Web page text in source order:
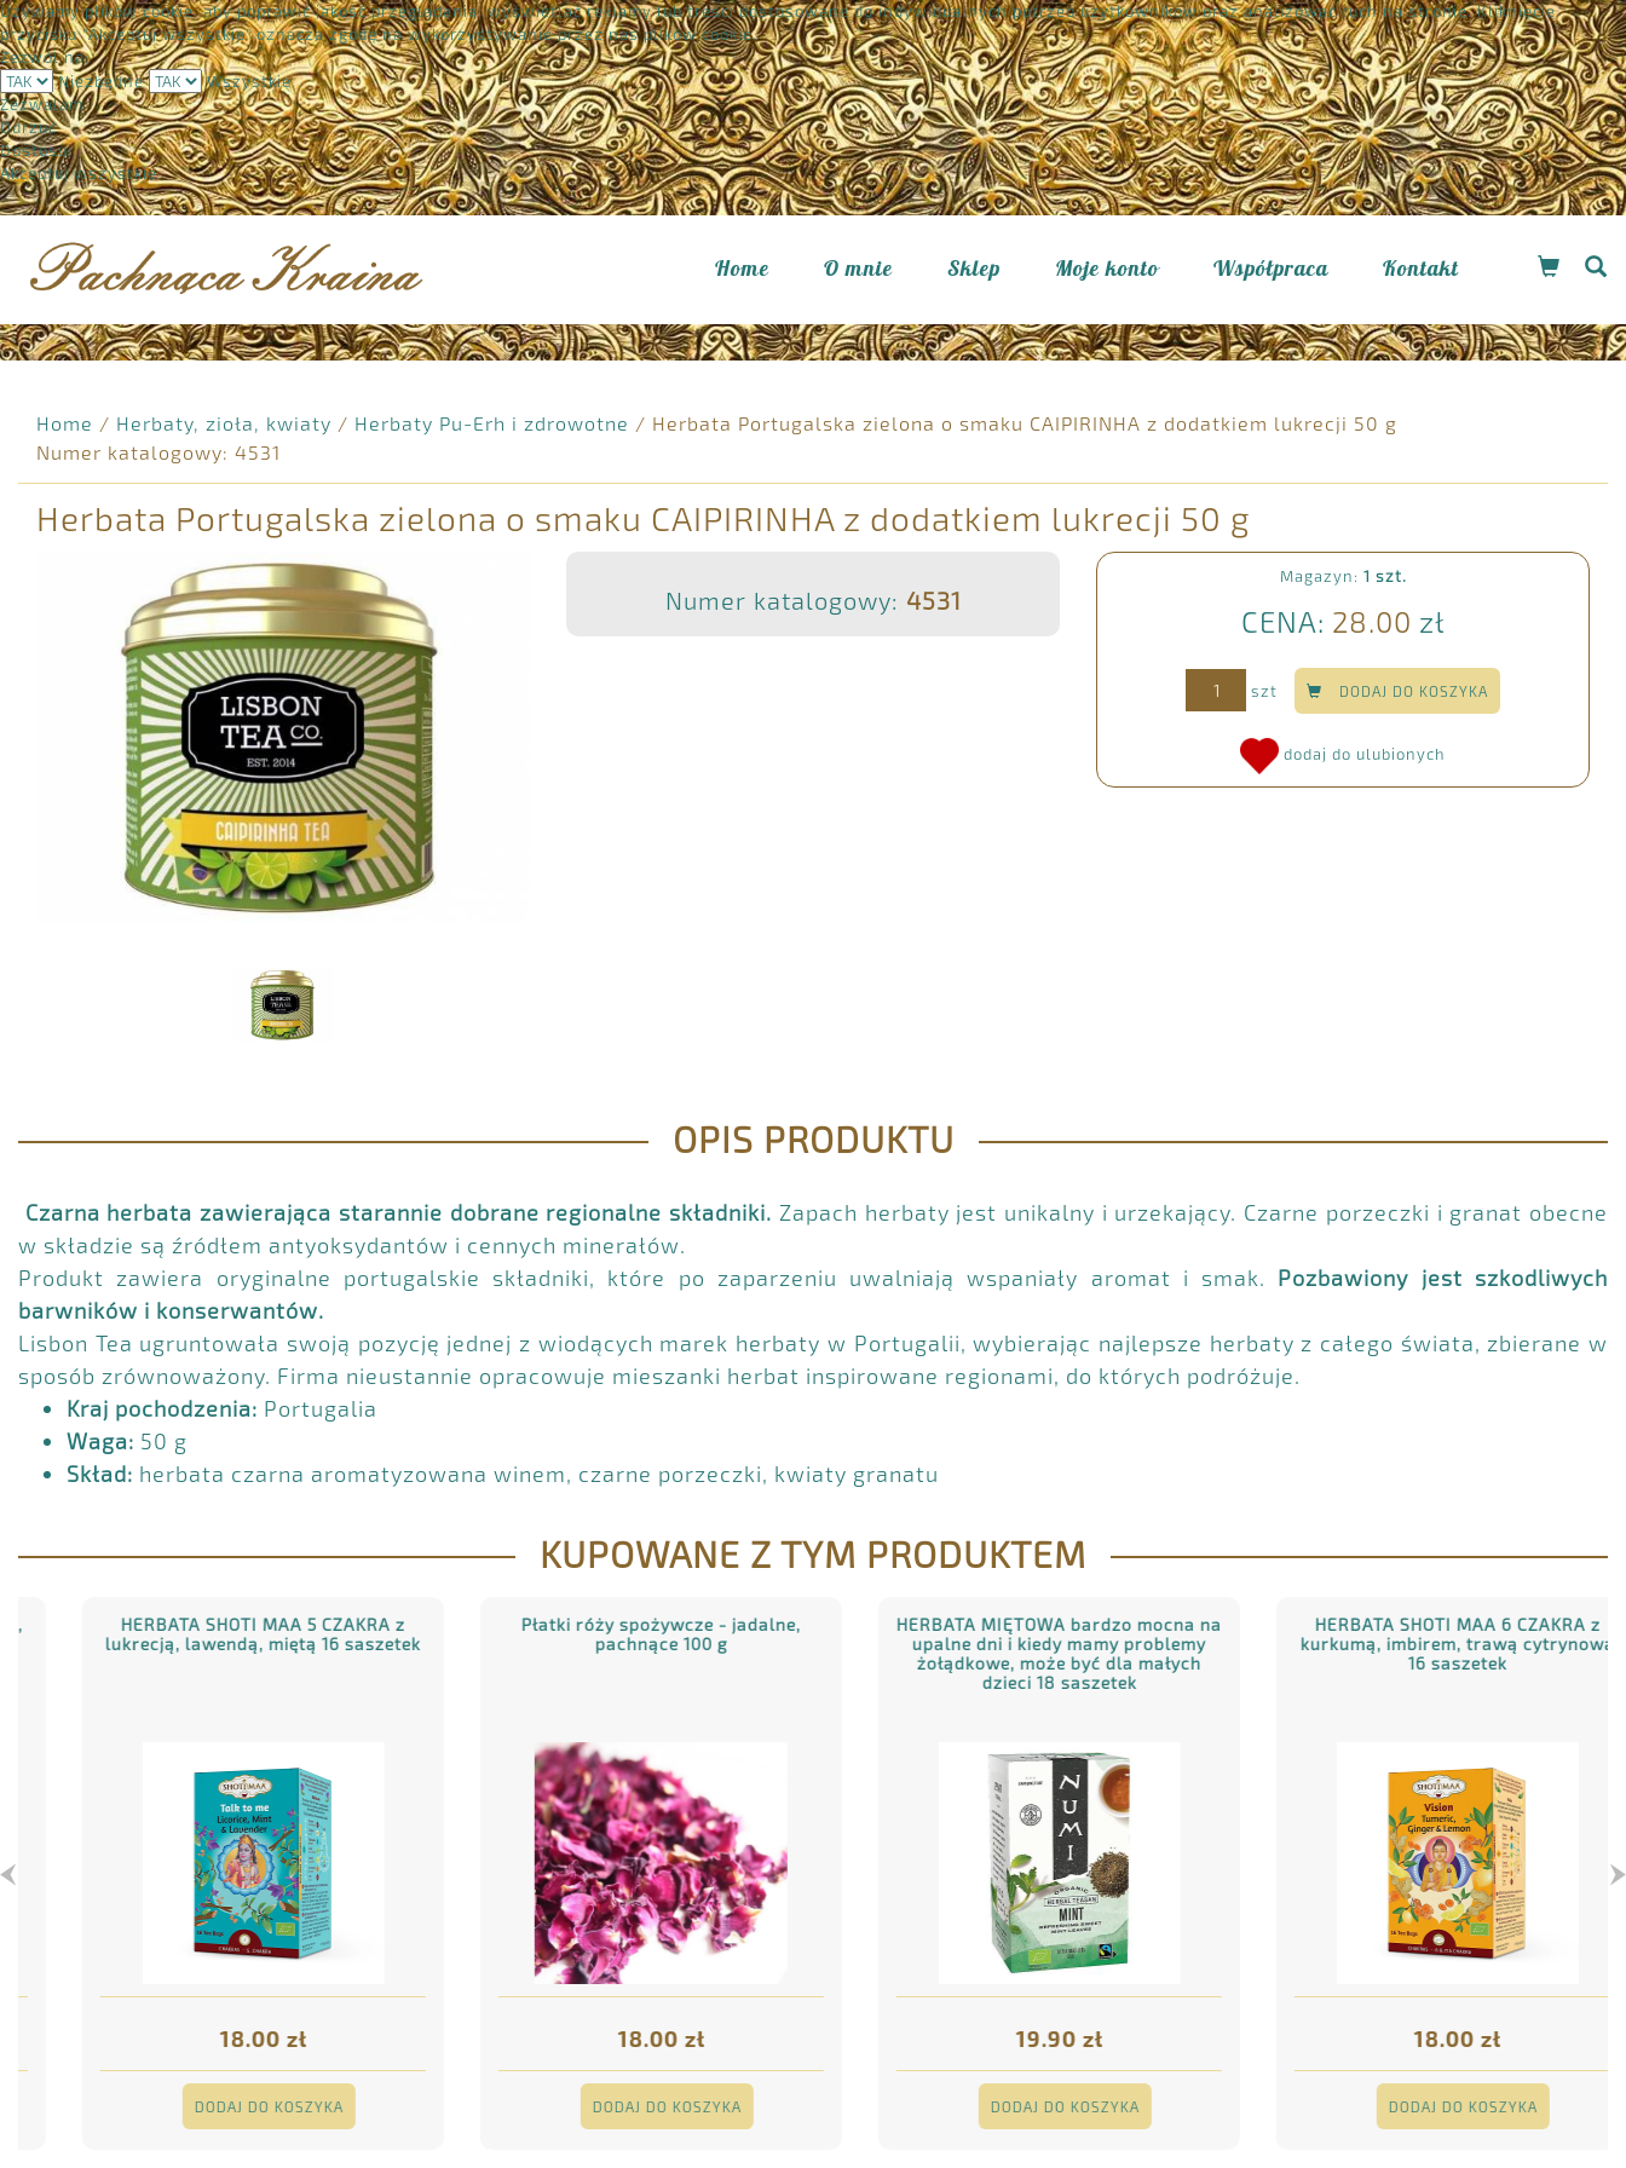
Używamy plików cookie, aby poprawić jakość przeglądania, wyświetlać reklamy lub treści dostosowane do indywidualnych potrzeb użytkowników oraz analizować ruch na stronie. Kliknięcie
przycisku "Akceptuj wszystkie" oznacza zgodę na wykorzystywanie przez nas plików cookie.
Zezwól na:
Niezbędne
Wszystkie
Zezwalam
Odrzuć
Dostosuj
Akceptuj wszystkie
Home O mnie Sklep Moje konto Współpraca Kontakt
Home / Herbaty, zioła, kwiaty / Herbaty Pu-Erh i zdrowotne / Herbata Portugalska zielona o smaku CAIPIRINHA z dodatkiem lukrecji 50 g
Numer katalogowy: 4531
Herbata Portugalska zielona o smaku CAIPIRINHA z dodatkiem lukrecji 50 g
Numer katalogowy: 4531
Magazyn: 1 szt.
CENA: 28.00 zł
szt DODAJ DO KOSZYKA
dodaj do ulubionych
OPIS PRODUKTU
Czarna herbata zawierająca starannie dobrane regionalne składniki. Zapach herbaty jest unikalny i urzekający. Czarne porzeczki i granat obecne
w składzie są źródłem antyoksydantów i cennych minerałów.
Produkt zawiera oryginalne portugalskie składniki, które po zaparzeniu uwalniają wspaniały aromat i smak. Pozbawiony jest szkodliwych
barwników i konserwantów.
Lisbon Tea ugruntowała swoją pozycję jednej z wiodących marek herbaty w Portugalii, wybierając najlepsze herbaty z całego świata, zbierane w
sposób zrównoważony. Firma nieustannie opracowuje mieszanki herbat inspirowane regionami, do których podróżuje.
Kraj pochodzenia: Portugalia
Waga: 50 g
Skład: herbata czarna aromatyzowana winem, czarne porzeczki, kwiaty granatu
KUPOWANE Z TYM PRODUKTEM
HERBATA SHOTI MAA 5 CZAKRA z
lukrecją, lawendą, miętą 16 saszetek
18.00 zł
DODAJ DO KOSZYKA
Płatki róży spożywcze - jadalne,
pachnące 100 g
18.00 zł
DODAJ DO KOSZYKA
HERBATA MIĘTOWA bardzo mocna na
upalne dni i kiedy mamy problemy
żołądkowe, może być dla małych
dzieci 18 saszetek
19.90 zł
DODAJ DO KOSZYKA
HERBATA SHOTI MAA 6 CZAKRA z
kurkumą, imbirem, trawą cytrynową
16 saszetek
18.00 zł
DODAJ DO KOSZYKA